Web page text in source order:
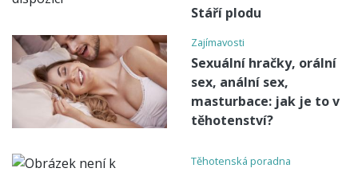
Stáří plodu
Zajímavosti
Sexuální hračky, orální
sex, anální sex,
masturbace: jak je to v
těhotenství?
Těhotenská poradna